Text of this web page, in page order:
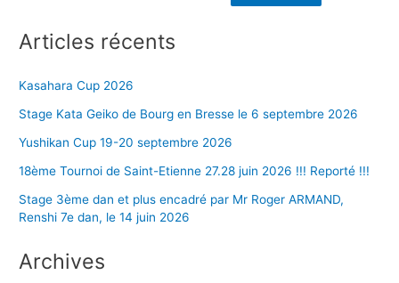
Articles récents
Kasahara Cup 2026
Stage Kata Geiko de Bourg en Bresse le 6 septembre 2026
Yushikan Cup 19-20 septembre 2026
18ème Tournoi de Saint-Etienne 27.28 juin 2026 !!! Reporté !!!
Stage 3ème dan et plus encadré par Mr Roger ARMAND,
Renshi 7e dan, le 14 juin 2026
Archives